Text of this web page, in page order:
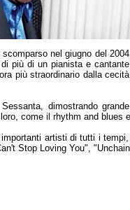
nel giugno del 2004
più di un pianista e cantante
più straordinario dalla cecità
dimostrando grande
come il rhythm and blues
artisti di tutti i
Stop Loving You",